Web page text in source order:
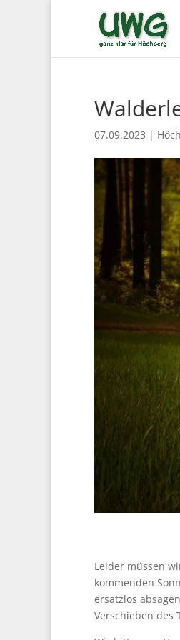
07.09.2023 |
Leider müssen
kommenden
ersatzlos
Verschieben des